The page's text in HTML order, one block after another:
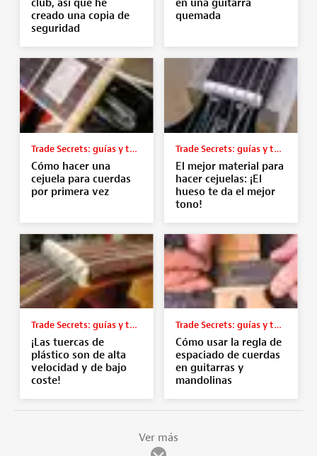
club, así que he
creado una copia de
seguridad
en una guitarra
quemada
Trade Secrets: guías y tutoriales
Cómo hacer una
cejuela para cuerdas
por primera vez
Trade Secrets: guías y tutoriales
El mejor material para
hacer cejuelas: ¡El
hueso te da el mejor
tono!
Trade Secrets: guías y tutoriales
¡Las tuercas de
plástico son de alta
velocidad y de bajo
coste!
Trade Secrets: guías y tutoriales
Cómo usar la regla de
espaciado de cuerdas
en guitarras y
mandolinas
Ver más